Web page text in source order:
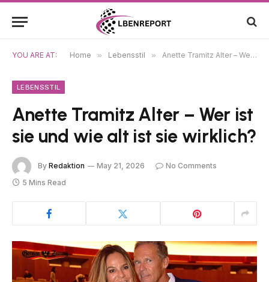
YOU ARE AT: Home » Lebensstil » Anette Tramitz Alter – Wer ist sie und wie alt ist sie wirklich?
LEBENSSTIL
Anette Tramitz Alter – Wer ist
sie und wie alt ist sie wirklich?
By Redaktion May 21, 2026
No Comments
5 Mins Read